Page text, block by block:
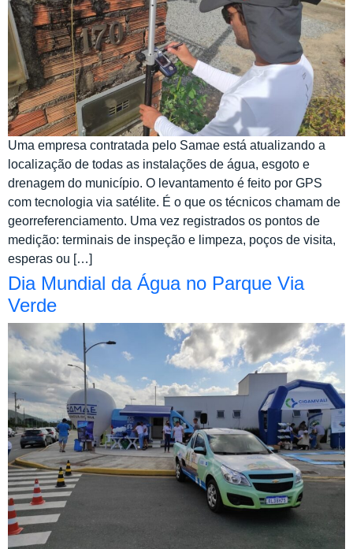
Uma empresa contratada pelo Samae está atualizando a
localização de todas as instalações de água, esgoto e
drenagem do município. O levantamento é feito por GPS
com tecnologia via satélite. É o que os técnicos chamam de
georreferenciamento. Uma vez registrados os pontos de
medição: terminais de inspeção e limpeza, poços de visita,
esperas ou […]
Dia Mundial da Água no Parque Via
Verde